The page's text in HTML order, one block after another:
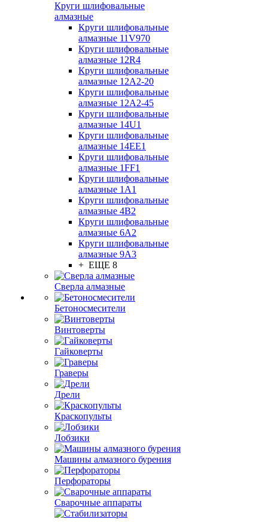
Круги шлифовальные
алмазные
Круги шлифовальные
алмазные 11V970
Круги шлифовальные
алмазные 12R4
Круги шлифовальные
алмазные 12А2-20
Круги шлифовальные
алмазные 12А2-45
Круги шлифовальные
алмазные 14U1
Круги шлифовальные
алмазные 14ЕЕ1
Круги шлифовальные
алмазные 1FF1
Круги шлифовальные
алмазные 1А1
Круги шлифовальные
алмазные 4В2
Круги шлифовальные
алмазные 6A2
Круги шлифовальные
алмазные 9А3
+ ЕЩЕ 8
Сверла алмазные
Бетоносмесители
Винтоверты
Гайковерты
Граверы
Дрели
Краскопульты
Лобзики
Машины алмазного бурения
Перфораторы
Сварочные аппараты